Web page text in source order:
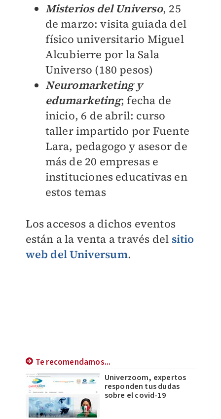
Misterios del Universo, 25
de marzo: visita guiada del
físico universitario Miguel
Alcubierre por la Sala
Universo (180 pesos)
Neuromarketing y
edumarketing; fecha de
inicio, 6 de abril: curso
taller impartido por Fuente
Lara, pedagogo y asesor de
más de 20 empresas e
instituciones educativas en
estos temas
Los accesos a dichos eventos
están a la venta a través del sitio
web del Universum.
Te recomendamos...
Univerzoom, expertos
responden tus dudas
sobre el covid-19